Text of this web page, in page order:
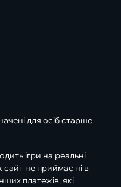
для осіб старше
ігри на реальні
сайт не приймає ні в
платежів, які